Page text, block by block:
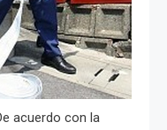
acuerdo con la